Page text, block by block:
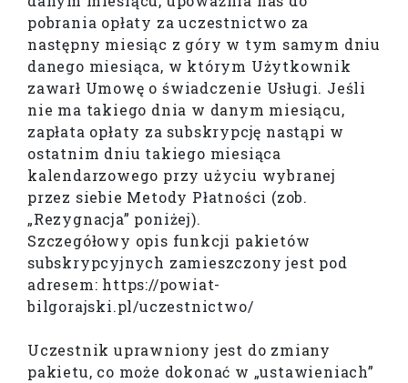
pobrania opłaty za uczestnictwo za
następny miesiąc z góry w tym samym dniu
danego miesiąca, w którym Użytkownik
zawarł Umowę o świadczenie Usługi. Jeśli
nie ma takiego dnia w danym miesiącu,
zapłata opłaty za subskrypcję nastąpi w
ostatnim dniu takiego miesiąca
kalendarzowego przy użyciu wybranej
przez siebie Metody Płatności (zob.
„Rezygnacja” poniżej).
Szczegółowy opis funkcji pakietów
subskrypcyjnych zamieszczony jest pod
adresem: https://powiat-
bilgorajski.pl/uczestnictwo/
Uczestnik uprawniony jest do zmiany
pakietu, co może dokonać w „ustawieniach”